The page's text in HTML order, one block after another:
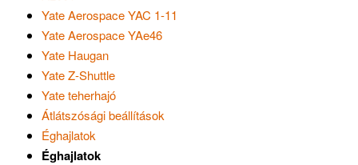
Yate Aerospace YAC 1-11
Yate Aerospace YAe46
Yate Haugan
Yate Z-Shuttle
Yate teherhajó
Átlátszósági beállítások
Éghajlatok
Éghajlatok